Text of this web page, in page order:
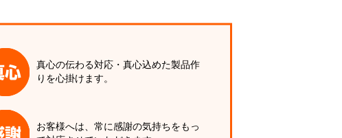
真心の伝わる対応・真心込めた製品作
りを心掛けます。
お客様へは、常に感謝の気持ちをもっ